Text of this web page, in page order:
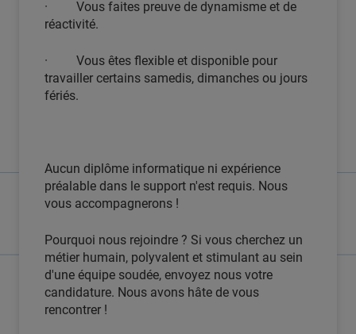
· Vous faites preuve de dynamisme et de
réactivité.
· Vous êtes flexible et disponible pour
travailler certains samedis, dimanches ou jours
fériés.
Aucun diplôme informatique ni expérience
préalable dans le support n'est requis. Nous
vous accompagnerons !
Pourquoi nous rejoindre ? Si vous cherchez un
métier humain, polyvalent et stimulant au sein
d'une équipe soudée, envoyez nous votre
candidature. Nous avons hâte de vous
rencontrer !